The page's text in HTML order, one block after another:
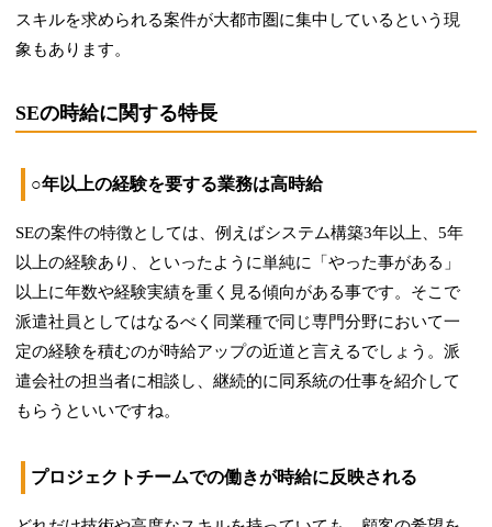
スキルを求められる案件が大都市圏に集中しているという現
象もあります。
SEの時給に関する特長
○年以上の経験を要する業務は高時給
SEの案件の特徴としては、例えばシステム構築3年以上、5年
以上の経験あり、といったように単純に「やった事がある」
以上に年数や経験実績を重く見る傾向がある事です。そこで
派遣社員としてはなるべく同業種で同じ専門分野において一
定の経験を積むのが時給アップの近道と言えるでしょう。派
遣会社の担当者に相談し、継続的に同系統の仕事を紹介して
もらうといいですね。
プロジェクトチームでの働きが時給に反映される